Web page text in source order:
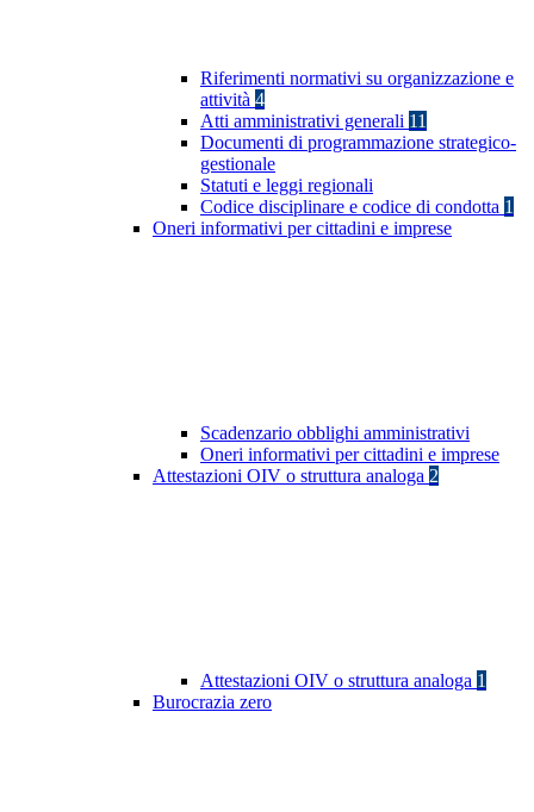
Riferimenti normativi su organizzazione e
attività 4
Atti amministrativi generali 11
Documenti di programmazione strategico-
gestionale
Statuti e leggi regionali
Codice disciplinare e codice di condotta 1
Oneri informativi per cittadini e imprese
Scadenzario obblighi amministrativi
Oneri informativi per cittadini e imprese
Attestazioni OIV o struttura analoga 2
Attestazioni OIV o struttura analoga 1
Burocrazia zero